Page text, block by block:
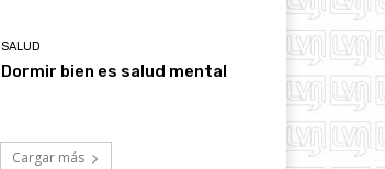
SALUD
Dormir bien es salud mental
Cargar más